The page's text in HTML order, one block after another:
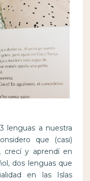
lenguas a nuestra
que (casi)
crecí y aprendí en
dos lenguas que
en las Islas